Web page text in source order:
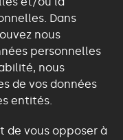
Dans
nous
personnelles
nous
de vos données
entités.
de vous opposer à